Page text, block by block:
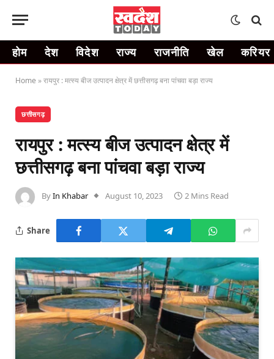
होम देश विदेश राज्य राजनीति खेल करियर
Home »रायपुर : मत्स्य बीज उत्पादन क्षेत्र में छत्तीसगढ़ बना पांचवा बड़ा राज्य
छत्तीसगढ़
रायपुर : मत्स्य बीज उत्पादन क्षेत्र में
छत्तीसगढ़ बना पांचवा बड़ा राज्य
ByIn Khabar August 10, 2023 2 Mins Read
Share